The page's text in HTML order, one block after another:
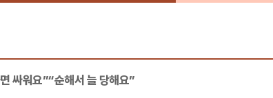
싸워요”“순해서 늘 당해요”